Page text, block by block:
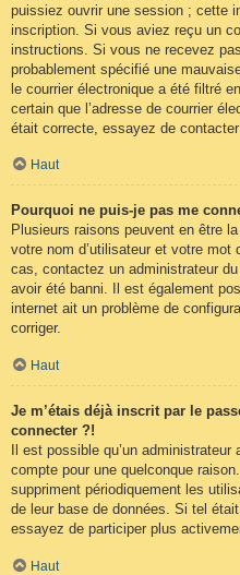
puissiez ouvrir une session ; cette
inscription. Si vous aviez reçu un
instructions. Si vous ne recevez
probablement spécifié une
le courrier électronique a été filtré
certain que l’adresse de courrier
était correcte, essayez de
Haut
Pourquoi ne puis-je pas me
Plusieurs raisons peuvent en être
votre nom d’utilisateur et votre
cas, contactez un administrateur
avoir été banni. Il est également
internet ait un problème de
corriger.
Haut
Je m’étais déjà inscrit par le
connecter ?!
Il est possible qu’un
compte pour une quelconque
suppriment périodiquement les
de leur base de données. Si tel
essayez de participer plus
Haut